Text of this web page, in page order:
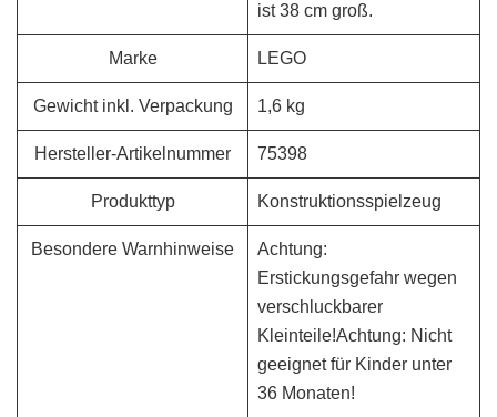
ist 38 cm groß.
Marke LEGO
Gewicht inkl. Verpackung 1,6 kg
Hersteller-Artikelnummer 75398
Produkttyp Konstruktionsspielzeug
Besondere Warnhinweise
Achtung:
Erstickungsgefahr wegen
verschluckbarer
Kleinteile!Achtung: Nicht
geeignet für Kinder unter
36 Monaten!